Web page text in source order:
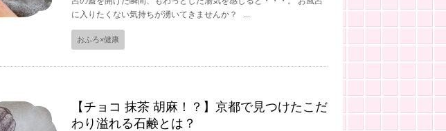
に入りたくない気持ちが湧いてきませんか？ ...
おふろ×健康
【チョコ 抹茶 胡麻！？】京都で見つけたこだ
わり溢れる石鹸とは？